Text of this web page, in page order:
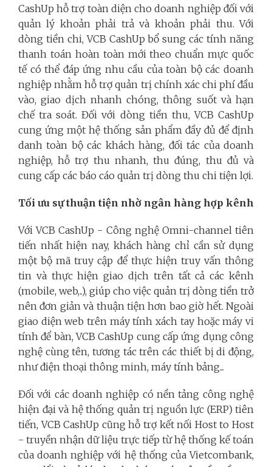
CashUp hỗ trợ toàn diện cho doanh nghiệp đối với
quản lý khoản phải trả và khoản phải thu. Với
dòng tiền chi, VCB CashUp bổ sung các tính năng
thanh toán hoàn toàn mới theo chuẩn mực quốc
tế có thể đáp ứng nhu cầu của toàn bộ các doanh
nghiệp nhằm hỗ trợ quản trị chính xác chi phí đầu
vào, giao dịch nhanh chóng, thông suốt và hạn
chế tra soát. Đối với dòng tiền thu, VCB CashUp
cung ứng một hệ thống sản phẩm đầy đủ để định
danh toàn bộ các khách hàng, đối tác của doanh
nghiệp, hỗ trợ thu nhanh, thu đúng, thu đủ và
cung cấp các báo cáo quản trị dòng thu chi tiện lợi.
Tối ưu sự thuận tiện nhờ ngân hàng hợp kênh
Với VCB CashUp - Công nghệ Omni-channel tiên
tiến nhất hiện nay, khách hàng chỉ cần sử dụng
một bộ mã truy cập để thực hiện truy vấn thông
tin và thực hiện giao dịch trên tất cả các kênh
(mobile, web,..), giúp cho việc quản trị dòng tiền trở
nên đơn giản và thuận tiện hơn bao giờ hết. Ngoài
giao diện web trên máy tính xách tay hoặc máy vi
tính để bàn, VCB CashUp cung cấp ứng dụng công
nghệ cùng tên, tương tác trên các thiết bị di động,
như điện thoại thông minh, máy tính bảng...
Đối với các doanh nghiệp có nền tảng công nghệ
hiện đại và hệ thống quản trị nguồn lực (ERP) tiên
tiến, VCB CashUp cũng hỗ trợ kết nối Host to Host
- truyền nhận dữ liệu trực tiếp từ hệ thống kế toán
của doanh nghiệp với hệ thống của Vietcombank,